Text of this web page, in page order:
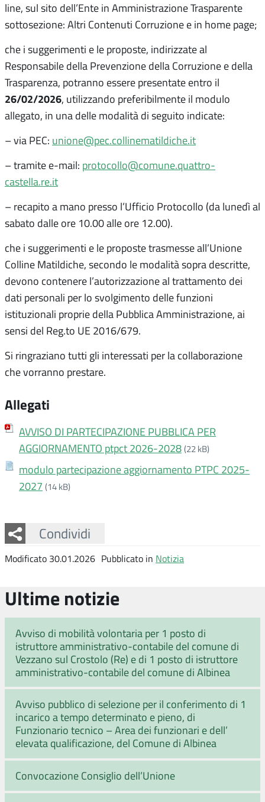
line, sul sito dell’Ente in Amministrazione Trasparente
sottosezione: Altri Contenuti Corruzione e in home page;
che i suggerimenti e le proposte, indirizzate al
Responsabile della Prevenzione della Corruzione e della
Trasparenza, potranno essere presentate entro il
26/02/2026, utilizzando preferibilmente il modulo
allegato, in una delle modalità di seguito indicate:
– via PEC: unione@pec.collinematildiche.it
– tramite e-mail: protocollo@comune.quattro-
castella.re.it
– recapito a mano presso l’Ufficio Protocollo (da lunedì al
sabato dalle ore 10.00 alle ore 12.00).
che i suggerimenti e le proposte trasmesse all’Unione
Colline Matildiche, secondo le modalità sopra descritte,
devono contenere l’autorizzazione al trattamento dei
dati personali per lo svolgimento delle funzioni
istituzionali proprie della Pubblica Amministrazione, ai
sensi del Reg.to UE 2016/679.
Si ringraziano tutti gli interessati per la collaborazione
che vorranno prestare.
Allegati
AVVISO DI PARTECIPAZIONE PUBBLICA PER
AGGIORNAMENTO ptpct 2026-2028(22 kB)
modulo partecipazione aggiornamento PTPC 2025-
2027 (14 kB)
Condividi
Facebook
Twitter
Whatsapp
Modificato 30.01.2026 Pubblicato in Notizia
Ultime notizie
Avviso di mobilità volontaria per 1 posto di
istruttore amministrativo-contabile del comune di
Vezzano sul Crostolo (Re) e di 1 posto di istruttore
amministrativo-contabile del comune di Albinea
Avviso pubblico di selezione per il conferimento di 1
incarico a tempo determinato e pieno, di
Funzionario tecnico – Area dei funzionari e dell’
elevata qualificazione, del Comune di Albinea
Convocazione Consiglio dell’Unione